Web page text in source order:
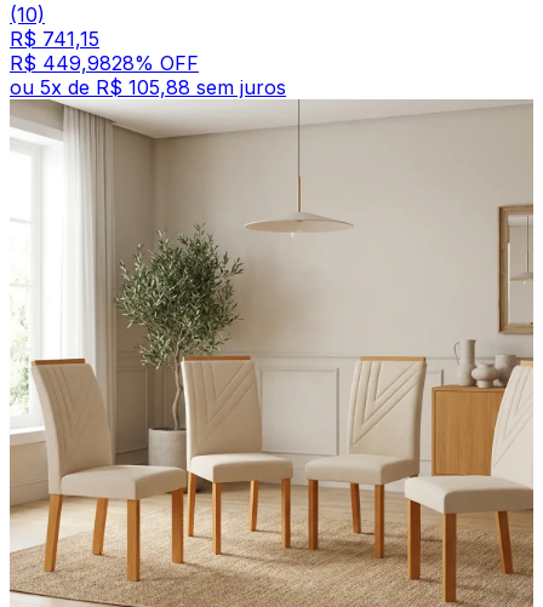
(10)
R$ 741,15
R$ 449,9828% OFF
ou 5x de R$ 105,88 sem juros